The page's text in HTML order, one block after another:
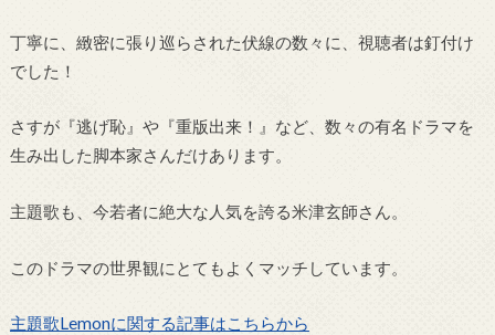
丁寧に、緻密に張り巡らされた伏線の数々に、視聴者は釘付け
でした！
さすが『逃げ恥』や『重版出来！』など、数々の有名ドラマを
生み出した脚本家さんだけあります。
主題歌も、今若者に絶大な人気を誇る米津玄師さん。
このドラマの世界観にとてもよくマッチしています。
主題歌Lemonに関する記事はこちらから